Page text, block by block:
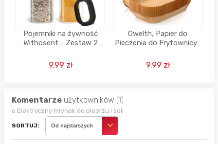
Pojemniki na żywność
Withosent - Zestaw 2
9.99 zł
Owelth, Papier do
Pieczenia do Frytownicyj,
20,5x14cm
9.99 zł
Komentarze użytkowników (1)
o Elektryczny młynek do pieprzu i soli
SORTUJ: Od najstarszych